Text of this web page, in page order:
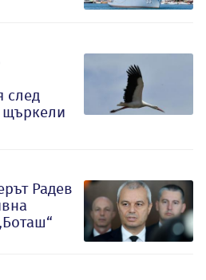
след
щъркели
Радев